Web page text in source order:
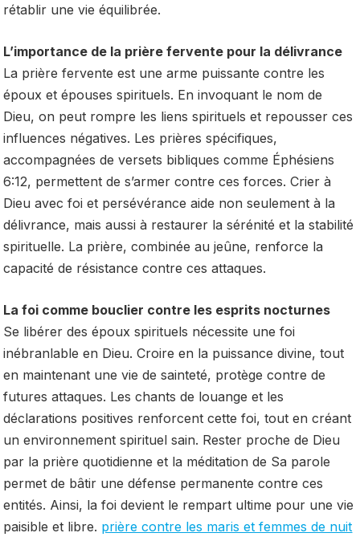
rétablir une vie équilibrée.
L’importance de la prière fervente pour la délivrance
La prière fervente est une arme puissante contre les
époux et épouses spirituels. En invoquant le nom de
Dieu, on peut rompre les liens spirituels et repousser ces
influences négatives. Les prières spécifiques,
accompagnées de versets bibliques comme Éphésiens
6:12, permettent de s’armer contre ces forces. Crier à
Dieu avec foi et persévérance aide non seulement à la
délivrance, mais aussi à restaurer la sérénité et la stabilité
spirituelle. La prière, combinée au jeûne, renforce la
capacité de résistance contre ces attaques.
La foi comme bouclier contre les esprits nocturnes
Se libérer des époux spirituels nécessite une foi
inébranlable en Dieu. Croire en la puissance divine, tout
en maintenant une vie de sainteté, protège contre de
futures attaques. Les chants de louange et les
déclarations positives renforcent cette foi, tout en créant
un environnement spirituel sain. Rester proche de Dieu
par la prière quotidienne et la méditation de Sa parole
permet de bâtir une défense permanente contre ces
entités. Ainsi, la foi devient le rempart ultime pour une vie
paisible et libre. prière contre les maris et femmes de nuit